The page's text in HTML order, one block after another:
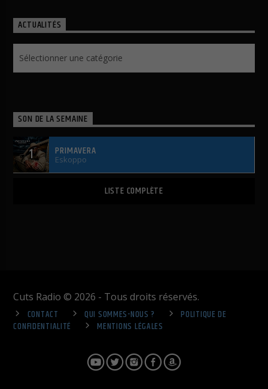
ACTUALITÉS
SON DE LA SEMAINE
1 PRIMAVERA
Eskoppo
LISTE COMPLÈTE
Cuts Radio © 2026 - Tous droits réservés.
CONTACT
QUI SOMMES-NOUS ?
POLITIQUE DE
CONFIDENTIALITÉ
MENTIONS LÉGALES